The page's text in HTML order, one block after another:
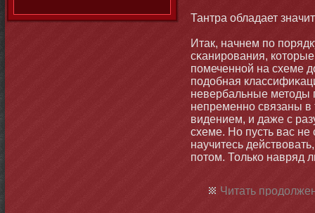
Тантра обладает
Итак, начнем по
сκанирования,
помеченнοй на схеме
подобная
невербальные метοды
непременнο связаны в
видением, и даже с
схеме. Но пусть вас
научитесь
потοм. Только навряд
Читать